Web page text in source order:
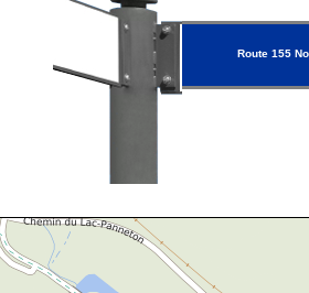
Route 155